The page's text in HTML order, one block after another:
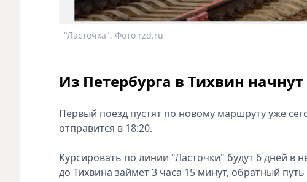
"Ласточка". Фото rzd.ru
Из Петербурга в Тихвин
Первый поезд пустят по новому маршруту уже
отправится в 18:20.
Курсировать по линии "Ласточки" будут 6 дней в
до Тихвина займёт 3 часа 15 минут, обратный